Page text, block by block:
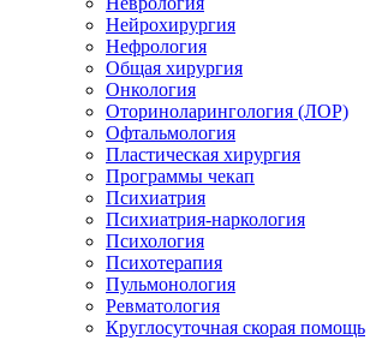
Нейрохирургия
Нефрология
Общая хирургия
Онкология
Оториноларингология (ЛОР)
Офтальмология
Пластическая хирургия
Программы чекап
Психиатрия
Психиатрия-наркология
Психология
Психотерапия
Пульмонология
Ревматология
Круглосуточная скорая помощь